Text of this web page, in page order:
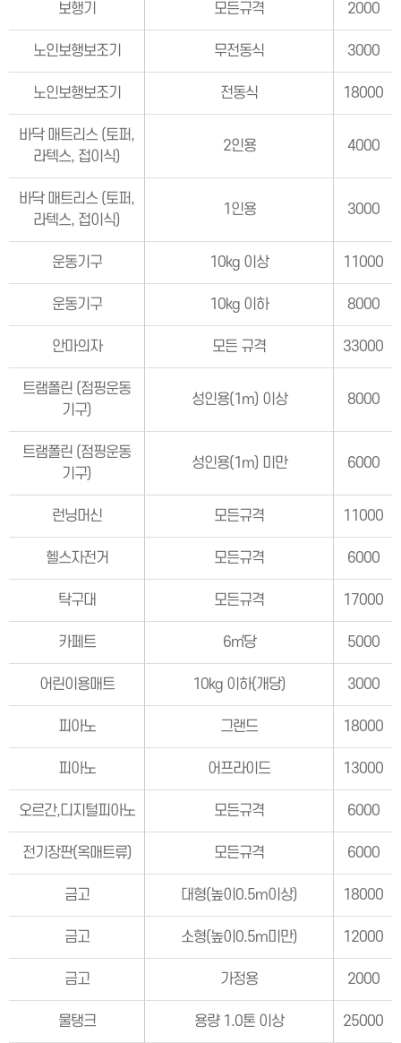
보행기 모든규격 2000
노인보행보조기 무전동식 3000
노인보행보조기 전동식 18000
바닥 매트리스 (토퍼,
라텍스, 접이식)
2인용 4000
바닥 매트리스 (토퍼,
라텍스, 접이식)
1인용 3000
운동기구 10kg 이상 11000
운동기구 10kg 이하 8000
안마의자 모든 규격 33000
트램폴린 (점핑운동
기구)
성인용(1m) 이상 8000
트램폴린 (점핑운동
기구)
성인용(1m) 미만 6000
런닝머신 모든규격 11000
헬스자전거 모든규격 6000
탁구대 모든규격 17000
카페트 6㎡당 5000
어린이용매트 10kg 이하(개당) 3000
피아노 그랜드 18000
피아노 어프라이드 13000
오르간,디지털피아노 모든규격 6000
전기장판(옥매트류) 모든규격 6000
금고 대형(높이0.5m이상) 18000
금고 소형(높이0.5m미만) 12000
금고 가정용 2000
물탱크 용량 1.0톤 이상 25000